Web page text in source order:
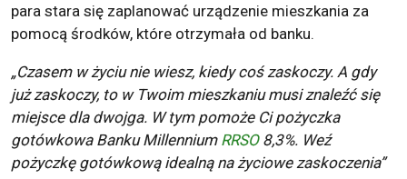
para stara się zaplanować urządzenie mieszkania za
pomocą środków, które otrzymała od banku.
„Czasem w życiu nie wiesz, kiedy coś zaskoczy. A gdy
już zaskoczy, to w Twoim mieszkaniu musi znaleźć się
miejsce dla dwojga. W tym pomoże Ci pożyczka
gotówkowa Banku Millennium RRSO8,3%. Weź
pożyczkę gotówkową idealną na życiowe zaskoczenia”